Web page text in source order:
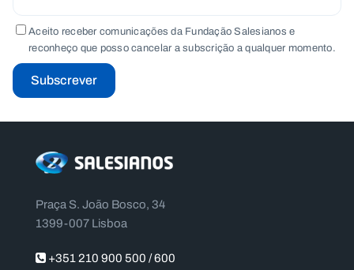
Aceito receber comunicações da Fundação Salesianos e
reconheço que posso cancelar a subscrição a qualquer momento.
Subscrever
Praça S. João Bosco, 34
1399-007 Lisboa
+351 210 900 500 / 600